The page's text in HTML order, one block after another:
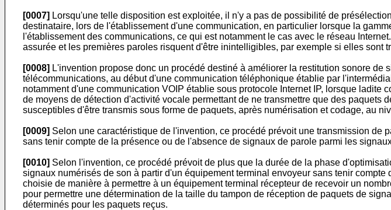
[0007] Lorsqu'une telle disposition est exploitée, il n'y a pas de possibilité de
destinataire, lors de l'établissement d'une communication, en particulier lorsque la
l'établissement des communications, ce qui est notamment le cas avec le réseau
assurée et les premières paroles risquent d'être inintelligibles, par exemple si elles sont
[0008] L'invention propose donc un procédé destiné à améliorer la restitution sonore
télécommunications, au début d'une communication téléphonique établie par
notamment d'une communication VOIP établie sous protocole Internet IP, lorsque
de moyens de détection d'activité vocale permettant de ne transmettre que des
susceptibles d'être transmis sous forme de paquets, après numérisation et codage, au
[0009] Selon une caractéristique de l'invention, ce procédé prévoit une transmission
sans tenir compte de la présence ou de l'absence de signaux de parole parmi les
[0010] Selon l'invention, ce procédé prévoit de plus que la durée de la phase
signaux numérisés de son à partir d'un équipement terminal envoyeur sans tenir
choisie de manière à permettre à un équipement terminal récepteur de recevoir un
pour permettre une détermination de la taille du tampon de réception de paquets de
déterminés pour les paquets reçus.